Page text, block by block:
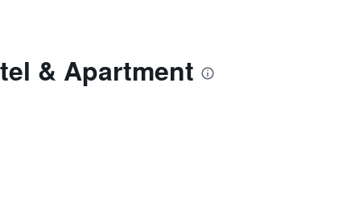
& Apartment